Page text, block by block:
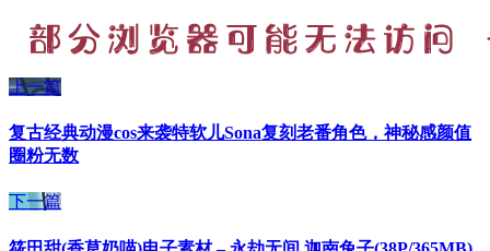
上一篇
复古经典动漫cos来袭特软儿Sona复刻老番角色，神秘感颜值
圈粉无数
下一篇